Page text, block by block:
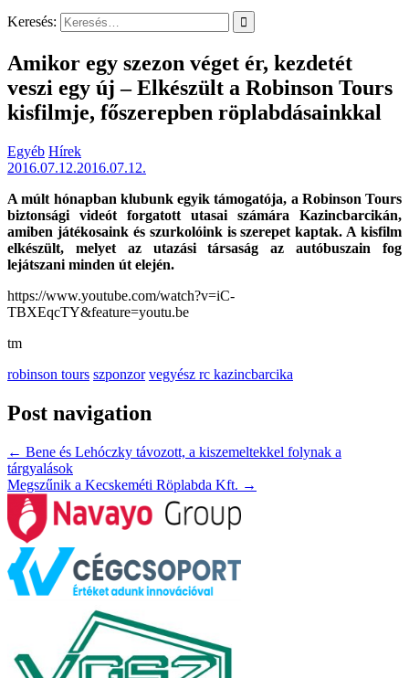
Keresés:
Amikor egy szezon véget ér, kezdetét
veszi egy új – Elkészült a Robinson Tours
kisfilmje, főszerepben röplabdásainkkal
Egyéb Hírek
2016.07.12.2016.07.12.
A múlt hónapban klubunk egyik támogatója, a Robinson Tours
biztonsági videót forgatott utasai számára Kazincbarcikán,
amiben játékosaink és szurkolóink is szerepet kaptak. A kisfilm
elkészült, melyet az utazási társaság az autóbuszain fog
lejátszani minden út elején.
https://www.youtube.com/watch?v=iC-
TBXEqcTY&feature=youtu.be
tm
robinson tours szponzor vegyész rc kazincbarcika
Post navigation
← Bene és Lehóczky távozott, a kiszemeltekkel folynak a
tárgyalások
Megszűnik a Kecskeméti Röplabda Kft. →